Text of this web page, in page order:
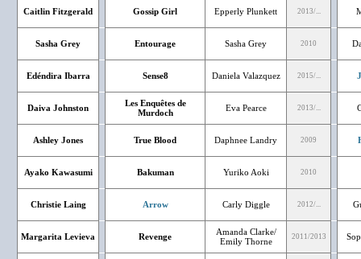
Caitlin Fitzgerald Gossip Girl Epperly Plunkett 2013/...
Sasha Grey Entourage Sasha Grey 2010
Edéndira Ibarra Sense8 Daniela Valazquez 2015/...
Daiva Johnston
Les Enquêtes de
Murdoch
Eva Pearce 2013/...
Ashley Jones True Blood Daphnee Landry 2009
Ayako Kawasumi Bakuman Yuriko Aoki 2010
Christie Laing Arrow Carly Diggle 2012/...
Margarita Levieva Revenge
Amanda Clarke/
Emily Thorne
2011/2013